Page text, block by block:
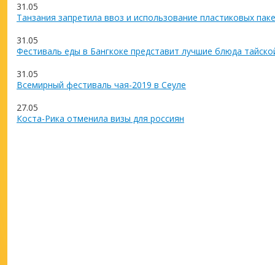
31.05
Танзания запретила ввоз и использование пластиковых
31.05
Фестиваль еды в Бангкоке представит лучшие блюда
31.05
Всемирный фестиваль чая-2019 в Сеуле
27.05
Коста-Рика отменила визы для россиян